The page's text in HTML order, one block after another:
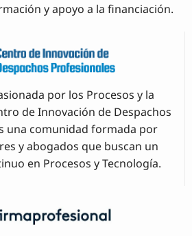
y apoyo a la financiación.
por los Procesos y la
de Innovación de Despachos
una comunidad formada por
y abogados que buscan un
en Procesos y Tecnología.